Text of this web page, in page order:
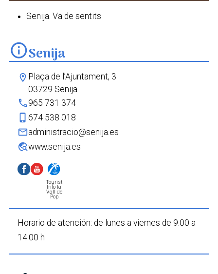
Senija. Va de sentits
infoSenija
location_on Plaça de l’Ajuntament, 3
03729 Senija
phone965 731 374
phone_iphone 674 538 018
mailadministracio@senija.es
travel_explorewww.senija.es
Tourist
Info la
Vall de
Pop
Horario de atención: de lunes a viernes de 9.00 a
14.00 h